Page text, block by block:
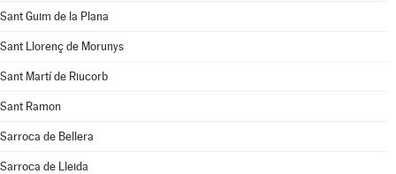
Sant Guim de la Plana
Sant Llorenç de Morunys
Sant Martí de Riucorb
Sant Ramon
Sarroca de Bellera
Sarroca de Lleida